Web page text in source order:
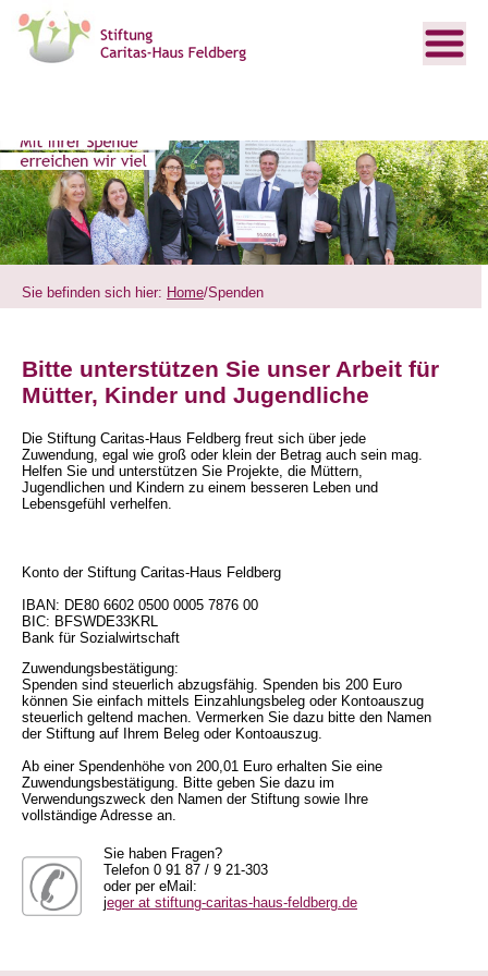
Sie befinden sich hier: Home/Spenden
Bitte unterstützen Sie unser Arbeit für
Mütter, Kinder und Jugendliche
Die Stiftung Caritas-Haus Feldberg freut sich über jede
Zuwendung, egal wie groß oder klein der Betrag auch sein mag.
Helfen Sie und unterstützen Sie Projekte, die Müttern,
Jugendlichen und Kindern zu einem besseren Leben und
Lebensgefühl verhelfen.
Konto der Stiftung Caritas-Haus Feldberg
IBAN: DE80 6602 0500 0005 7876 00
BIC: BFSWDE33KRL
Bank für Sozialwirtschaft
Zuwendungsbestätigung:
Spenden sind steuerlich abzugsfähig. Spenden bis 200 Euro
können Sie einfach mittels Einzahlungsbeleg oder Kontoauszug
steuerlich geltend machen. Vermerken Sie dazu bitte den Namen
der Stiftung auf Ihrem Beleg oder Kontoauszug.
Ab einer Spendenhöhe von 200,01 Euro erhalten Sie eine
Zuwendungsbestätigung. Bitte geben Sie dazu im
Verwendungszweck den Namen der Stiftung sowie Ihre
vollständige Adresse an.
Sie haben Fragen?
Telefon 0 91 87 / 9 21-303
oder per eMail:
jeger at stiftung-caritas-haus-feldberg.de